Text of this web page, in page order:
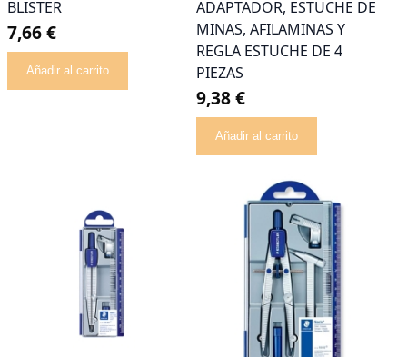
BLISTER
7,66 €
Añadir al carrito
ADAPTADOR, ESTUCHE DE
MINAS, AFILAMINAS Y
REGLA ESTUCHE DE 4
PIEZAS
9,38 €
Añadir al carrito